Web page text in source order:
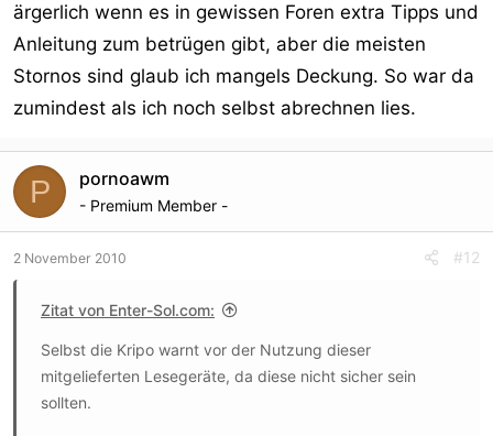
Bewegungsprofilen
lassen sich allein auf Grundlage solcher Auskünfte nicht
verwirklichen.
Maßgeblich ist zum anderen, dass für solche Auskünfte
vornherein feststehender kleiner Ausschnitt der Daten
verwendet wird,
deren Speicherung für sich genommen geringeres
Eingriffsgewicht hat und
damit unter deutlich geringeren Voraussetzungen
könnte.
Allerdings hat auch die Begründung von behördlichen
Auskunftsansprüchen
ärgerlich wenn es in gewissen Foren extra Tipps und
Anleitung zum betrügen gibt, aber die meisten
Stornos sind glaub ich mangels Deckung. So war da
zumindest als ich noch selbst abrechnen lies.
P pornoawm
- Premium Member -
2 November 2010 #12
Zitat von Enter-Sol.com:
Selbst die Kripo warnt vor der Nutzung dieser
mitgelieferten Lesegeräte, da diese nicht sicher sein
sollten.